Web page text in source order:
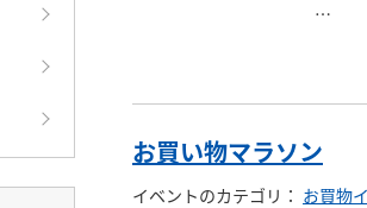
※こち
お買い物マラソン
イベントのカテゴリ ： お買物